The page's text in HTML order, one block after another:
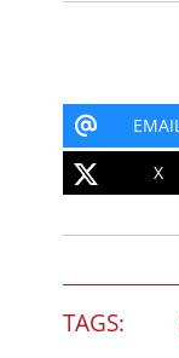
EMAIL
X
TAGS: